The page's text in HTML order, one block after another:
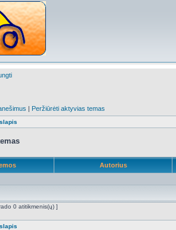
| Peržiūrėti aktyvias temas
Autorius
0 atitikmenis(ų) ]